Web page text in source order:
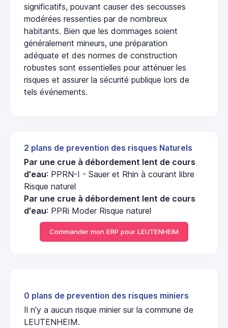
significatifs, pouvant causer des secousses
modérées ressenties par de nombreux
habitants. Bien que les dommages soient
généralement mineurs, une préparation
adéquate et des normes de construction
robustes sont essentielles pour atténuer les
risques et assurer la sécurité publique lors de
tels événements.
2 plans de prevention des risques Naturels
Par une crue à débordement lent de cours
d'eau: PPRN-I - Sauer et Rhin à courant libre
Risque naturel
Par une crue à débordement lent de cours
d'eau: PPRi Moder Risque naturel
Commander mon ERP pour LEUTENHEIM
0 plans de prevention des risques miniers
Il n'y a aucun risque minier sur la commune de
LEUTENHEIM.